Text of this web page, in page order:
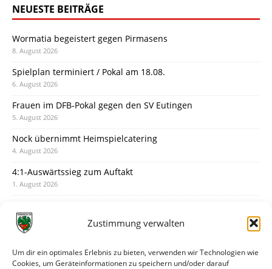
Zustimmung verwalten
Um dir ein optimales Erlebnis zu bieten, verwenden wir Technologien wie
Cookies, um Geräteinformationen zu speichern und/oder darauf
NEUESTE BEITRÄGE
Wormatia begeistert gegen Pirmasens
8. August 2026
Spielplan terminiert / Pokal am 18.08.
6. August 2026
Frauen im DFB-Pokal gegen den SV Eutingen
5. August 2026
Nock übernimmt Heimspielcatering
4. August 2026
4:1-Auswärtssieg zum Auftakt
1. August 2026
31. Juli 2026
30. Juli 2026